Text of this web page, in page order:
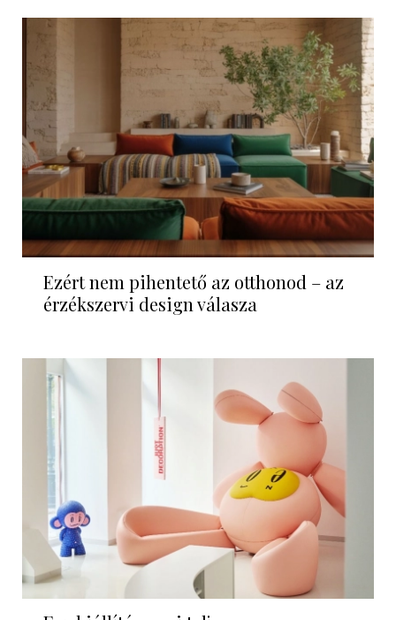
Ezért nem pihentető az otthonod – az
érzékszervi design válasza